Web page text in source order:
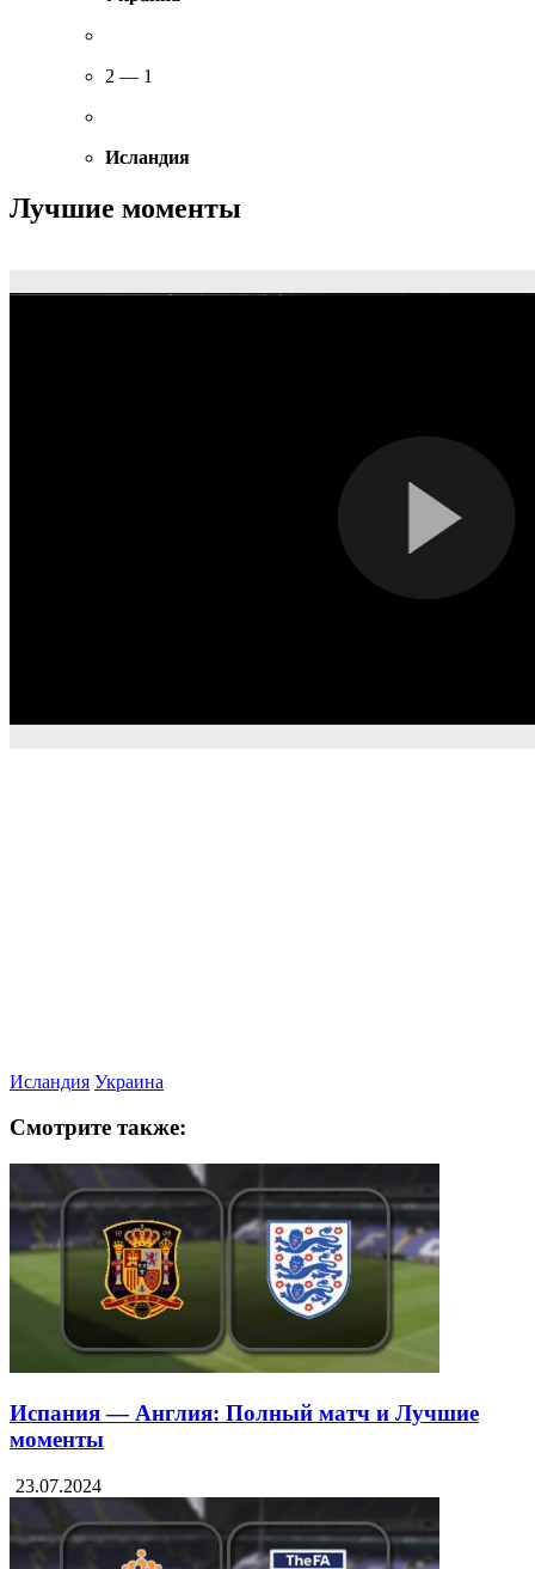
2 — 1
Исландия
Лучшие моменты
Исландия Украина
Смотрите также:
Испания — Англия: Полный матч и Лучшие
моменты
23.07.2024